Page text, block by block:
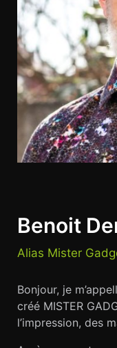
Benoit
Alias Mister
Bonjour, je
créé MISTER
l’impression, des